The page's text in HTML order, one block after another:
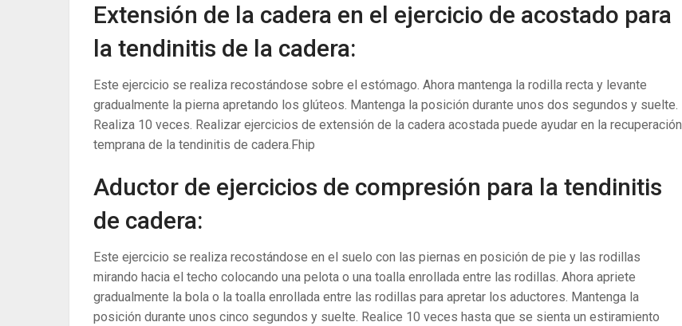
Extensión de la cadera en el ejercicio de acostado para
la tendinitis de la cadera:
Este ejercicio se realiza recostándose sobre el estómago. Ahora mantenga la rodilla recta y levante
gradualmente la pierna apretando los glúteos. Mantenga la posición durante unos dos segundos y suelte.
Realiza 10 veces. Realizar ejercicios de extensión de la cadera acostada puede ayudar en la recuperación
temprana de la tendinitis de cadera.Fhip
Aductor de ejercicios de compresión para la tendinitis
de cadera:
Este ejercicio se realiza recostándose en el suelo con las piernas en posición de pie y las rodillas
mirando hacia el techo colocando una pelota o una toalla enrollada entre las rodillas. Ahora apriete
gradualmente la bola o la toalla enrollada entre las rodillas para apretar los aductores. Mantenga la
posición durante unos cinco segundos y suelte. Realice 10 veces hasta que se sienta un estiramiento